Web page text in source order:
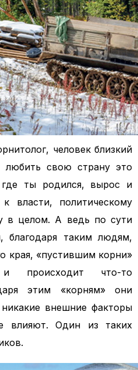
человек близкий
любить свою страну это
ты родился, вырос и
власти, политическому
в целом. А ведь по сути
благодаря таким людям,
края, «пустившим корни»
происходит что-то
этим «корням» они
внешние факторы
влияют. Один из таких